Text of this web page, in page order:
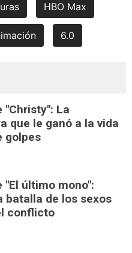
HBO Max
6.0
"Christy": La
que le ganó a la vida
golpes
"El último mono":
batalla de los sexos
conflicto